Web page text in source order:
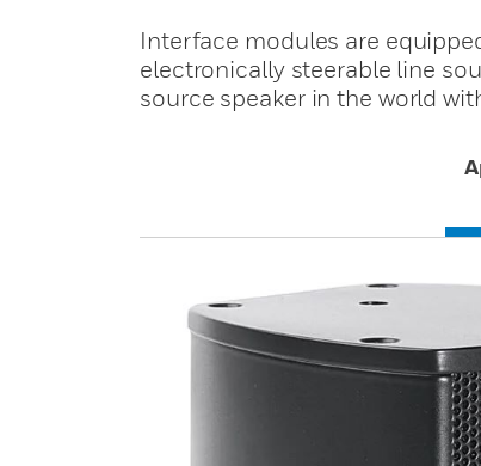
Interface modules are
electronically steerable line
source speaker in the world